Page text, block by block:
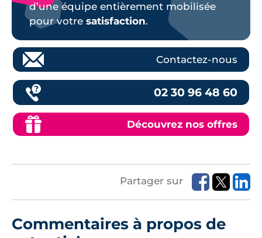
d’une équipe entièrement mobilisée
pour votre satisfaction.
Contactez-nous
02 30 96 48 60
Découvrez nos offres
Partager sur
Commentaires à propos de